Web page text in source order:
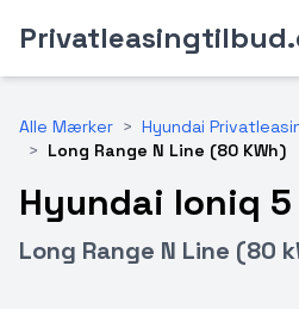
Alle Mærker > Hyundai
> Long Range N Line (80 KWh)
Hyundai Ioniq 5
Long Range N Line (80